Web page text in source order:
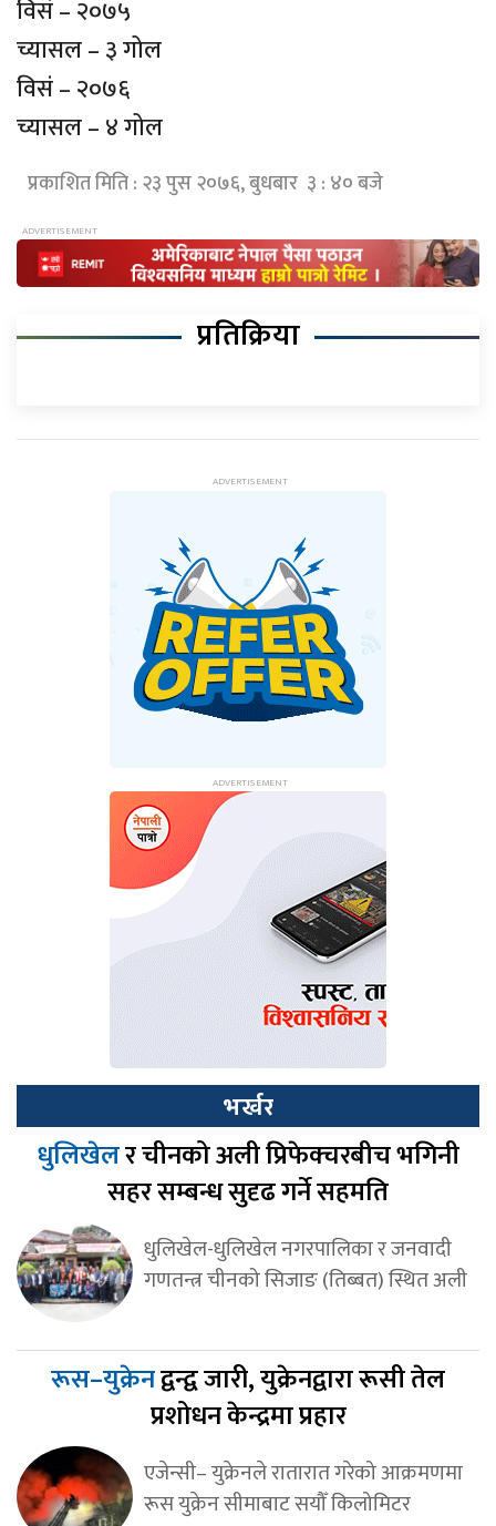
विसं – २०७५
च्यासल – ३ गोल
विसं – २०७६
च्यासल – ४ गोल
प्रकाशित मिति : २३ पुस २०७६, बुधबार ३ : ४० बजे
प्रतिक्रिया
भर्खर
धुलिखेलर चीनको अली प्रिफेक्चरबीच भगिनी
सहर सम्बन्ध सुदृढ गर्ने सहमति
धुलिखेल-धुलिखेल नगरपालिका र जनवादी
गणतन्त्र चीनको सिजाङ (तिब्बत) स्थित अली
रूस–युक्रेनद्वन्द्व जारी, युक्रेनद्वारा रूसी तेल
प्रशोधन केन्द्रमा प्रहार
एजेन्सी– युक्रेनले रातारात गरेको आक्रमणमा
रूस युक्रेन सीमाबाट सयौँ किलोमिटर